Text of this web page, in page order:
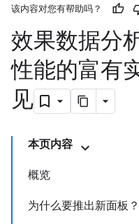
该内容对您有帮助吗？
效果数据分
性能的富有
见
本页内容
概览
为什么要推出新面板？